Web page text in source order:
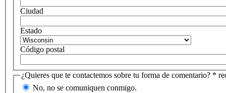
Ciudad
Estado
Código postal
¿Quieres que te contactemos sobre tu forma de comentario? *
No, no se comuniquen conmigo.